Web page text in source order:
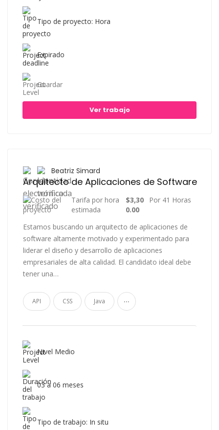
Tipo de proyecto: Hora
Expirado
Guardar
Ver trabajo
Beatriz Simard
Arquitecto de Aplicaciones de Software
Tarifa por hora
estimada
$3,30
0.00
Por 41 Horas
Estamos buscando un arquitecto de aplicaciones de
software altamente motivado y experimentado para
liderar el diseño y desarrollo de aplicaciones
empresariales de alta calidad. El candidato ideal debe
tener una…
API CSS Java ...
Nivel Medio
03 a 06 meses
Tipo de trabajo: In situ